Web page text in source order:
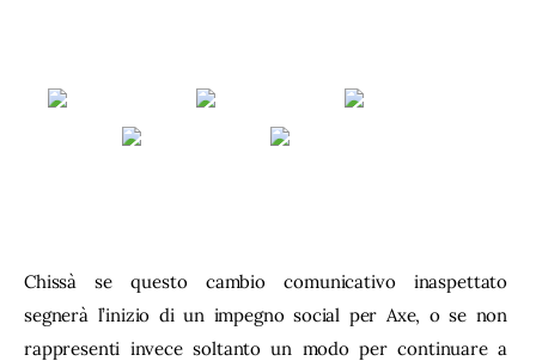
Chissà se questo cambio comunicativo inaspettato
segnerà l’inizio di un impegno social per Axe, o se non
rappresenti invece soltanto un modo per continuare a